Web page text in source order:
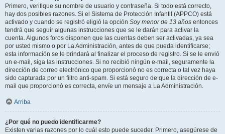
Primero, verifique su nombre de usuario y contraseña. Si todo está correcto,
hay dos posibles razones. Si el Sistema de Protección Infantil (APPCO) está
activado y cuando se registró eligió la opción Soy menor de 13 años entonces
tendrá que seguir algunas instrucciones que se le darán para activar la
cuenta. Algunos foros disponen que las cuentas deben ser activadas, ya sea
por usted mismo o por La Administración, antes de que pueda identificarse;
esta información se le brindará al finalizar el proceso de registro. Si se le envió
un e-mail, siga las instrucciones. Si no recibió ningún e-mail, seguramente la
dirección de correo electrónico que proporcionó no es correcta o tal vez haya
sido capturada por un filtro anti-spam. Si está seguro de que la dirección de e-
mail que proporcionó es correcta, envíe un mensaje a La Administración.
Arriba
¿Por qué no puedo identificarme?
Existen varias razones por lo cuál esto puede suceder. Primero, asegúrese de